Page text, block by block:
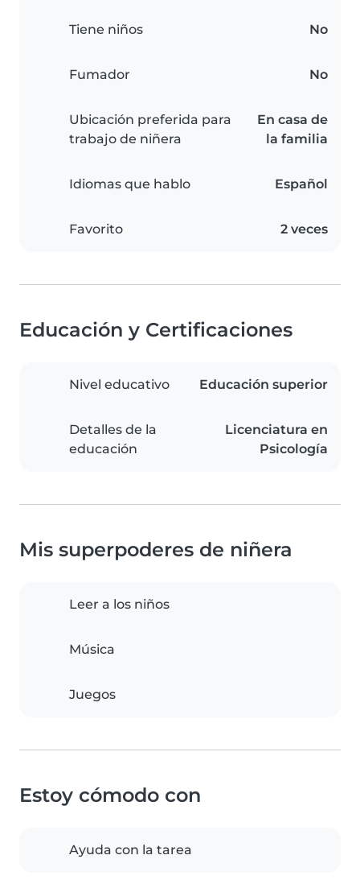
Tiene niños No
Fumador No
Ubicación preferida para
trabajo de niñera
En casa de
la familia
Idiomas que hablo Español
Favorito 2 veces
Educación y Certificaciones
Nivel educativo Educación superior
Detalles de la
educación
Licenciatura en
Psicología
Mis superpoderes de niñera
Leer a los niños
Música
Juegos
Estoy cómodo con
Ayuda con la tarea